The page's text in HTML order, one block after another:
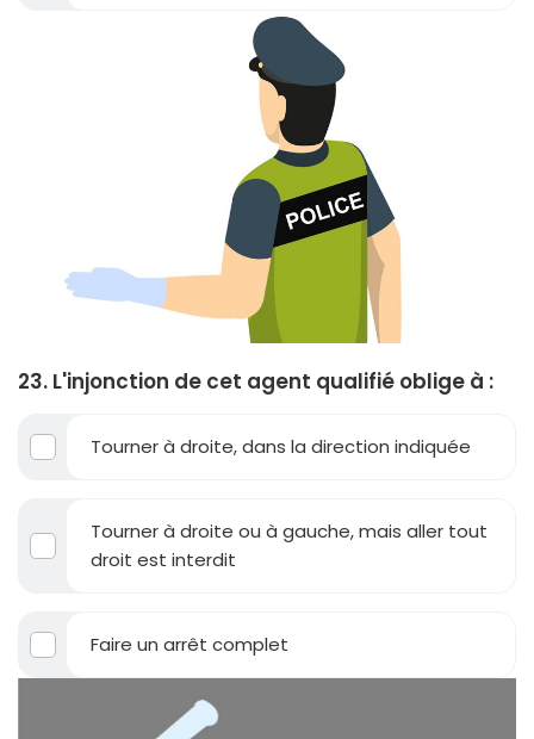
23. L'injonction de cet agent qualifié oblige à :
Tourner à droite, dans la direction indiquée
Tourner à droite ou à gauche, mais aller tout
droit est interdit
Faire un arrêt complet